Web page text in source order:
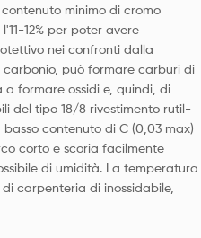
minimo di cromo
12% per poter avere
nei confronti dalla
può formare carburi di
formare ossidi e, quindi, di
del tipo 18/8 rivestimento rutil-
contenuto di C (0,03 max)
corto e scoria facilmente
di umidità. La temperatura
carpenteria di inossidabile,